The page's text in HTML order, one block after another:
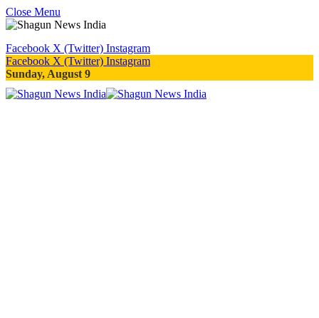
Close Menu
Facebook X (Twitter) Instagram
Facebook X (Twitter) Instagram
Sunday, August 9